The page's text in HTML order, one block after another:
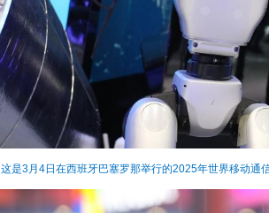
这是3月4日在西班牙巴塞罗那举行的2025年世界移动通